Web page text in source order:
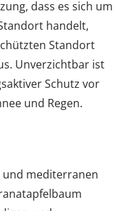
dass es sich um
handelt,
Standort
Unverzichtbar ist
Schutz vor
und Regen.
und mediterranen